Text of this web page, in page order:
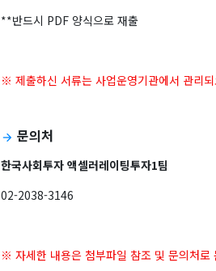
**반드시 PDF 양식으로 재출
※ 제출하신 서류는 사업운영기관에서 관리
arrow_forward 문의처
한국사회투자 액셀러레이팅투자1팀
02-2038-3146
※ 자세한 내용은 첨부파일 참조 및 문의처로